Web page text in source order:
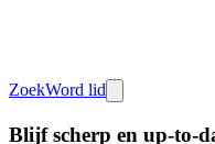
ZoekWord lid
Blijf scherp en up-to-